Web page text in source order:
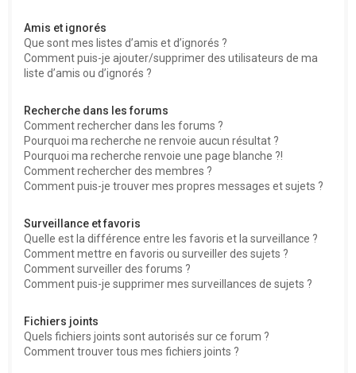
Amis et ignorés
Que sont mes listes d’amis et d’ignorés ?
Comment puis-je ajouter/supprimer des utilisateurs de ma
liste d’amis ou d’ignorés ?
Recherche dans les forums
Comment rechercher dans les forums ?
Pourquoi ma recherche ne renvoie aucun résultat ?
Pourquoi ma recherche renvoie une page blanche ?!
Comment rechercher des membres ?
Comment puis-je trouver mes propres messages et sujets ?
Surveillance et favoris
Quelle est la différence entre les favoris et la surveillance ?
Comment mettre en favoris ou surveiller des sujets ?
Comment surveiller des forums ?
Comment puis-je supprimer mes surveillances de sujets ?
Fichiers joints
Quels fichiers joints sont autorisés sur ce forum ?
Comment trouver tous mes fichiers joints ?